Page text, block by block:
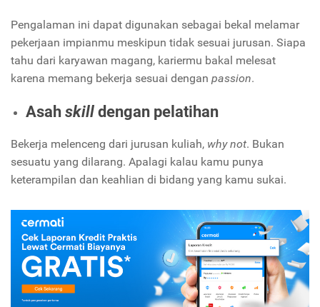
Pengalaman ini dapat digunakan sebagai bekal melamar
pekerjaan impianmu meskipun tidak sesuai jurusan. Siapa
tahu dari karyawan magang, kariermu bakal melesat
karena memang bekerja sesuai dengan passion.
Asahskilldengan pelatihan
Bekerja melenceng dari jurusan kuliah, why not. Bukan
sesuatu yang dilarang. Apalagi kalau kamu punya
keterampilan dan keahlian di bidang yang kamu sukai.